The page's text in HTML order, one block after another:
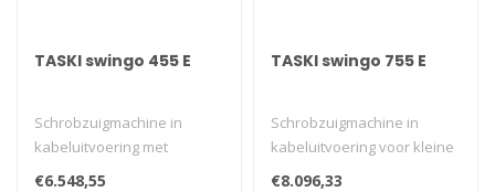
TASKI swingo 455 E
Schrobzuigmachine in
kabeluitvoering met
ergonomisch gevormde
€6.548,55
TASKI swingo 755 E
Schrobzuigmachine in
kabeluitvoering voor kleine
tot middelgrote ruimten op
€8.096,33